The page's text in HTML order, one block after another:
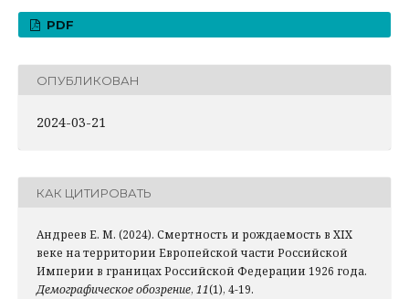
PDF
ОПУБЛИКОВАН
2024-03-21
КАК ЦИТИРОВАТЬ
Андреев Е. М. (2024). Смертность и рождаемость в XIX
веке на территории Европейской части Российской
Империи в границах Российской Федерации 1926 года.
Демографическое обозрение, 11(1), 4-19.